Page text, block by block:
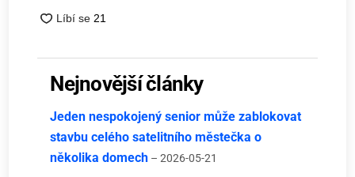
Nejnovější články
Jeden nespokojený senior může zablokovat
stavbu celého satelitního městečka o
několika domech – 2026-05-21